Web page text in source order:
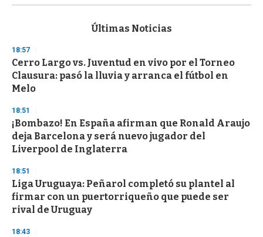
s
d
s
o
f
3
s
e
c
o
n
s
Últimas Noticias
18:57
Cerro Largo vs. Juventud en vivo por el Torneo
Clausura: pasó la lluvia y arranca el fútbol en
Melo
18:51
¡Bombazo! En España afirman que Ronald Araujo
deja Barcelona y será nuevo jugador del
Liverpool de Inglaterra
18:51
Liga Uruguaya: Peñarol completó su plantel al
firmar con un puertorriqueño que puede ser
rival de Uruguay
18:43